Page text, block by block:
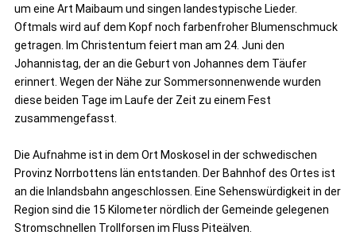
um eine Art Maibaum und singen landestypische Lieder.
Oftmals wird auf dem Kopf noch farbenfroher Blumenschmuck
getragen. Im Christentum feiert man am 24. Juni den
Johannistag, der an die Geburt von Johannes dem Täufer
erinnert. Wegen der Nähe zur Sommersonnenwende wurden
diese beiden Tage im Laufe der Zeit zu einem Fest
zusammengefasst.
Die Aufnahme ist in dem Ort Moskosel in der schwedischen
Provinz Norrbottens län entstanden. Der Bahnhof des Ortes ist
an die Inlandsbahn angeschlossen. Eine Sehenswürdigkeit in der
Region sind die 15 Kilometer nördlich der Gemeinde gelegenen
Stromschnellen Trollforsen im Fluss Piteälven.